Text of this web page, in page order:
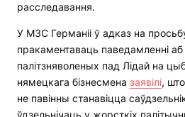
расследавання.
У МЗС Германіі ў адказ на
пракаментаваць паведамленні
палітзняволеных пад Лідай на
нямецкага бізнесмена заявілі,
не павінны станавіцца
ўдзельнічаць у жорсткіх